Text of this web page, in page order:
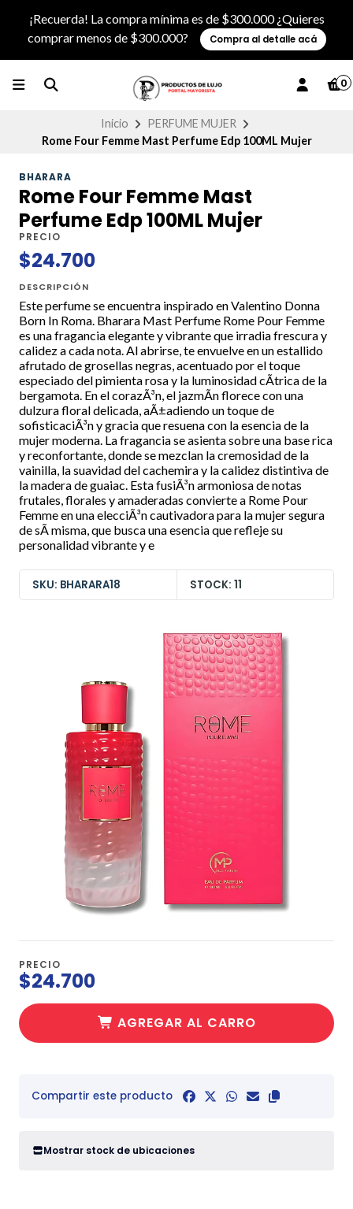
¡Recuerda! La compra mínima es de $300.000 ¿Quieres
comprar menos de $300.000?
Compra al detalle acá
0
Inicio
PERFUME MUJER
Rome Four Femme Mast Perfume Edp 100ML Mujer
BHARARA
Rome Four Femme Mast
Perfume Edp 100ML Mujer
PRECIO
$24.700
DESCRIPCIÓN
Este perfume se encuentra inspirado en Valentino Donna
Born In Roma. Bharara Mast Perfume Rome Pour Femme
es una fragancia elegante y vibrante que irradia frescura y
calidez a cada nota. Al abrirse, te envuelve en un estallido
afrutado de grosellas negras, acentuado por el toque
especiado del pimienta rosa y la luminosidad cÃ­trica de la
bergamota. En el corazÃ³n, el jazmÃ­n florece con una
dulzura floral delicada, aÃ±adiendo un toque de
sofisticaciÃ³n y gracia que resuena con la esencia de la
mujer moderna. La fragancia se asienta sobre una base rica
y reconfortante, donde se mezclan la cremosidad de la
vainilla, la suavidad del cachemira y la calidez distintiva de
la madera de guaiac. Esta fusiÃ³n armoniosa de notas
frutales, florales y amaderadas convierte a Rome Pour
Femme en una elecciÃ³n cautivadora para la mujer segura
de sÃ­ misma, que busca una esencia que refleje su
personalidad vibrante y e
SKU: BHARARA18 STOCK: 11
PRECIO
$24.700
AGREGAR AL CARRO
Compartir este producto
Mostrar stock de ubicaciones